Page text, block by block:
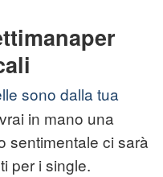
sono dalla tua
in mano una
sentimentale ci sarà
per i single.